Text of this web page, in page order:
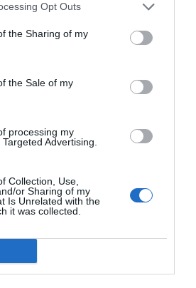
Opt Outs
the Sharing of my
the Sale of my
processing my
Advertising.
Collection, Use,
or Sharing of my
Is Unrelated with the
it was collected.
το ’40, συνέχισαν να τις προστατεύουν
κατά την κατοχή